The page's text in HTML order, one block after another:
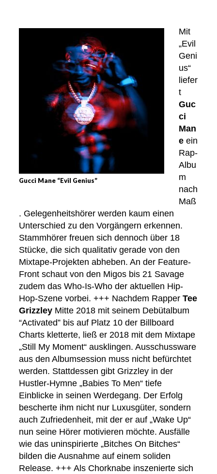
Gucci Mane “Evil Genius”
Mit
„Evil
Geni
us“
liefer
t
Guc
ci
Man
e ein
Rap-
Albu
m
nach
Maß
. Gelegenheitshörer werden kaum einen
Unterschied zu den Vorgängern erkennen.
Stammhörer freuen sich dennoch über 18
Stücke, die sich qualitativ gerade von den
Mixtape-Projekten abheben. An der Feature-
Front schaut von den Migos bis 21 Savage
zudem das Who-Is-Who der aktuellen Hip-
Hop-Szene vorbei. +++ Nachdem Rapper Tee
Grizzley Mitte 2018 mit seinem Debütalbum
“Activated” bis auf Platz 10 der Billboard
Charts kletterte, ließ er 2018 mit dem Mixtape
„Still My Moment“ ausklingen. Ausschussware
aus den Albumsession muss nicht befürchtet
werden. Stattdessen gibt Grizzley in der
Hustler-Hymne „Babies To Men“ tiefe
Einblicke in seinen Werdegang. Der Erfolg
bescherte ihm nicht nur Luxusgüter, sondern
auch Zufriedenheit, mit der er auf „Wake Up“
nun seine Hörer motivieren möchte. Ausfälle
wie das uninspirierte „Bitches On Bitches“
bilden die Ausnahme auf einem soliden
Release. +++ Als Chorknabe inszenierte sich